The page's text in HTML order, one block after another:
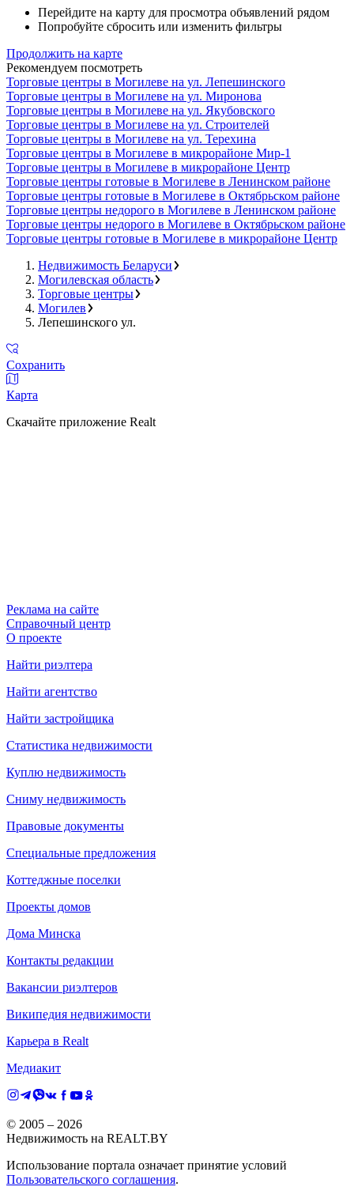
Перейдите на карту для просмотра объявлений рядом
Попробуйте сбросить или изменить фильтры
Продолжить на карте
Рекомендуем посмотреть
Торговые центры в Могилеве на ул. Лепешинского
Торговые центры в Могилеве на ул. Миронова
Торговые центры в Могилеве на ул. Якубовского
Торговые центры в Могилеве на ул. Строителей
Торговые центры в Могилеве на ул. Терехина
Торговые центры в Могилеве в микрорайоне Мир-1
Торговые центры в Могилеве в микрорайоне Центр
Торговые центры готовые в Могилеве в Ленинском районе
Торговые центры готовые в Могилеве в Октябрьском районе
Торговые центры недорого в Могилеве в Ленинском районе
Торговые центры недорого в Могилеве в Октябрьском районе
Торговые центры готовые в Могилеве в микрорайоне Центр
Недвижимость Беларуси
Могилевская область
Торговые центры
Могилев
Лепешинского ул.
Сохранить
Карта
Скачайте приложение Realt
Реклама на сайте
Справочный центр
О проекте
Найти риэлтера
Найти агентство
Найти застройщика
Статистика недвижимости
Куплю недвижимость
Сниму недвижимость
Правовые документы
Специальные предложения
Коттеджные поселки
Проекты домов
Дома Минска
Контакты редакции
Вакансии риэлтеров
Википедия недвижимости
Карьера в Realt
Медиакит
© 2005 – 2026
Недвижимость на REALT.BY
Использование портала означает принятие условий
Пользовательского соглашения.